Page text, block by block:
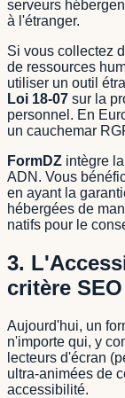
serveurs
à l'étranger.
Si vous collectez
de ressources
utiliser un outil
Loi 18-07 sur la
personnel. En
un cauchemar
FormDZ intègre
ADN. Vous
en ayant la
hébergées de
natifs pour le
3.
critère
Aujourd'hui, un
n'importe qui, y
lecteurs d'écran
ultra-animées de
accessibilité.